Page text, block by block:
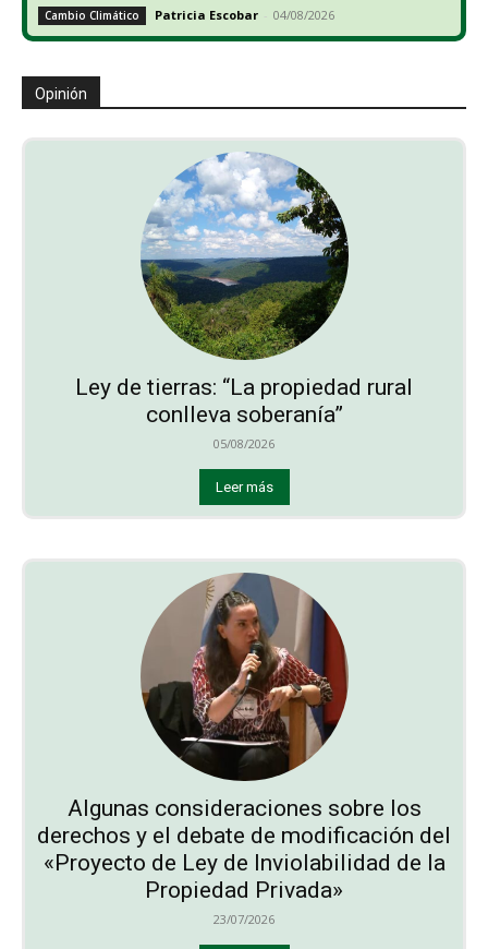
Cambio Climático Patricia Escobar - 04/08/2026
Opinión
Ley de tierras: “La propiedad rural
conlleva soberanía”
05/08/2026
Leer más
Algunas consideraciones sobre los
derechos y el debate de modificación del
«Proyecto de Ley de Inviolabilidad de la
Propiedad Privada»
23/07/2026